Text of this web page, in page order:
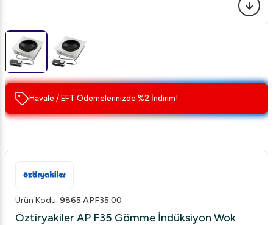
Havale / EFT Ödemelerinizde %2 İndirim!
Ürün Kodu: 9865.APF35.00
Öztiryakiler AP F35 Gömme İndüksiyon Wok